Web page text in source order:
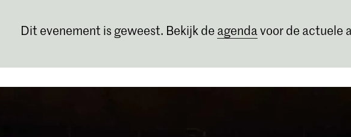
Dit evenement is geweest. Bekijk de agendavoor de actuele